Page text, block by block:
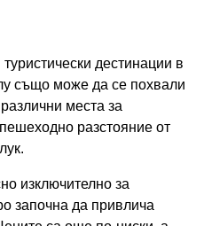
дестинации в
също може да се похвали
места за
разстояние от
изключително за
започна да привлича